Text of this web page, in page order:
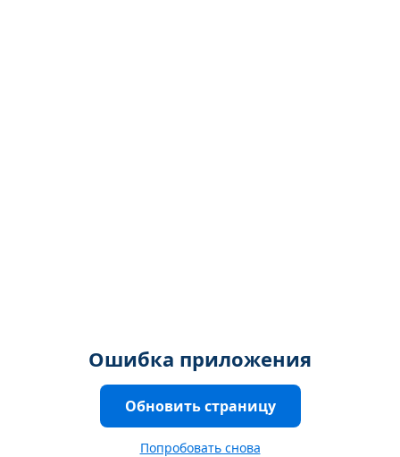
Ошибка приложения
Обновить страницу
Попробовать снова